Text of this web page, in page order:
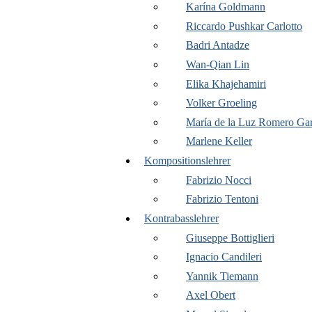
Karína Goldmann
Riccardo Pushkar Carlotto
Badri Antadze
Wan-Qian Lin
Elika Khajehamiri
Volker Groeling
María de la Luz Romero
Marlene Keller
Kompositionslehrer
Fabrizio Nocci
Fabrizio Tentoni
Kontrabasslehrer
Giuseppe Bottiglieri
Ignacio Candileri
Yannik Tiemann
Axel Obert